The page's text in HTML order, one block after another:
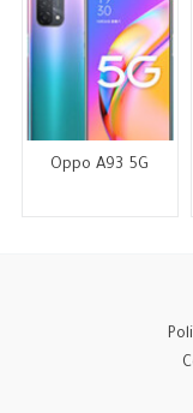
Oppo A93 5G